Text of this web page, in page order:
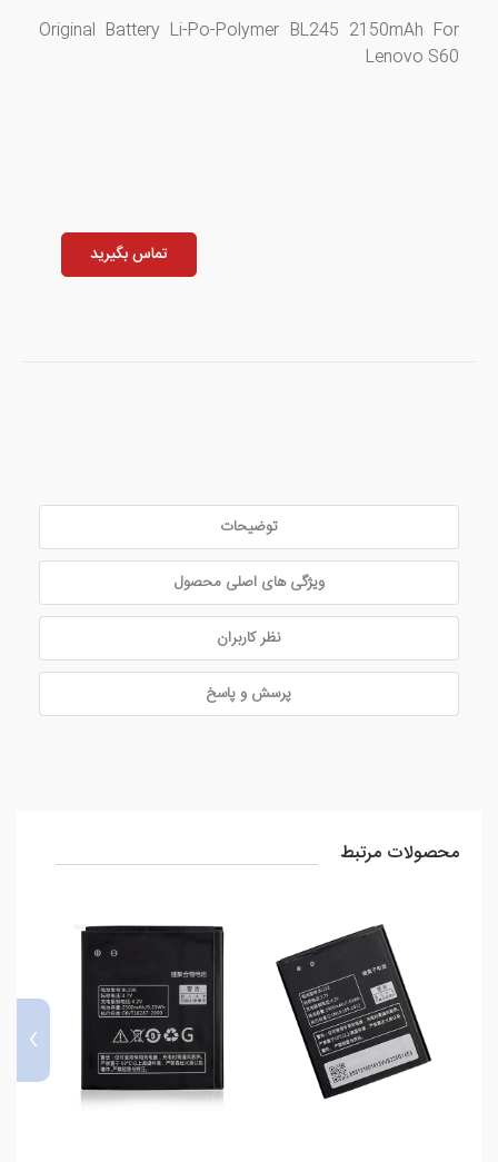
Original Battery Li-Po-Polymer BL245 2150mAh For
Lenovo S60
تماس بگیرید
توضیحات
ویژگی های اصلی محصول
نظر کاربران
پرسش و پاسخ
محصولات مرتبط
›